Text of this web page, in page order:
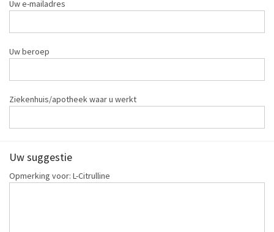
Uw e-mailadres
Uw beroep
Ziekenhuis/apotheek waar u werkt
Uw suggestie
Opmerking voor: L-Citrulline